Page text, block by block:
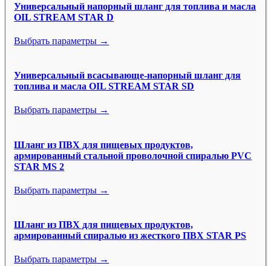
Универсальный напорный шланг для топлива и масла
OIL STREAM STAR D
Выбрать параметры →
Универсальный всасывающе-напорный шланг для
топлива и масла OIL STREAM STAR SD
Выбрать параметры →
Шланг из ПВХ для пищевых продуктов,
армированный стальной проволочной спиралью PVC
STAR MS 2
Выбрать параметры →
Шланг из ПВХ для пищевых продуктов,
армированный спиралью из жесткого ПВХ STAR PS
Выбрать параметры →